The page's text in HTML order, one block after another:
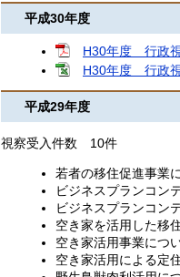
平成30年度
H30年度 行政
H30年度 行政
平成29年度
視察受入件数 10件
若者の移住促進事業
ビジネスプランコン
ビジネスプランコン
空き家を活用した移
空き家活用事業につ
空き家活用による定